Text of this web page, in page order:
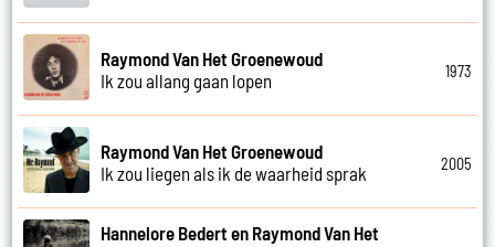
Raymond Van Het Groenewoud
Ik zou allang gaan lopen
1973
Raymond Van Het Groenewoud
Ik zou liegen als ik de waarheid sprak
2005
Hannelore Bedert en Raymond Van Het